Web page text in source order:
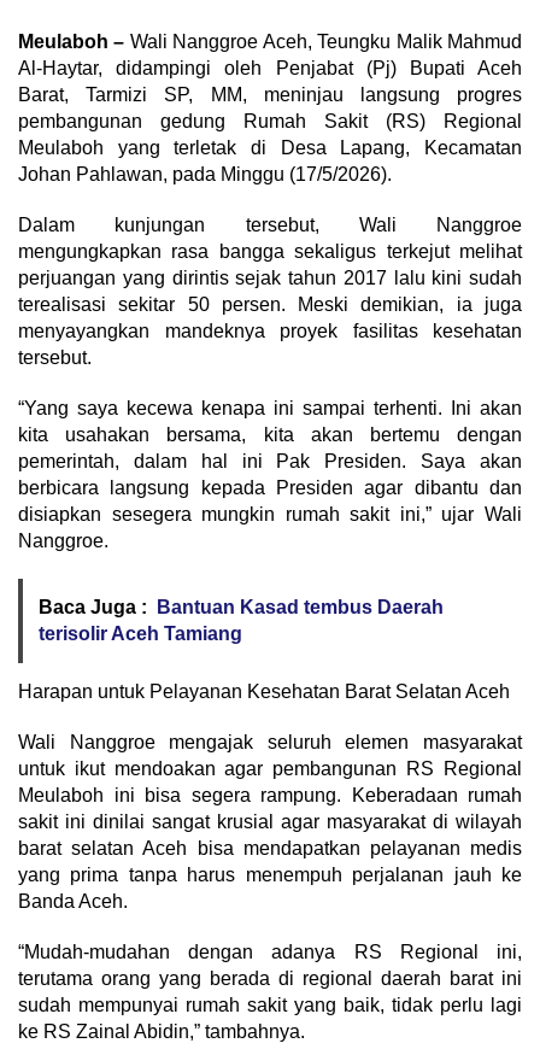
Meulaboh – Wali Nanggroe Aceh, Teungku Malik Mahmud
Al-Haytar, didampingi oleh Penjabat (Pj) Bupati Aceh
Barat, Tarmizi SP, MM, meninjau langsung progres
pembangunan gedung Rumah Sakit (RS) Regional
Meulaboh yang terletak di Desa Lapang, Kecamatan
Johan Pahlawan, pada Minggu (17/5/2026).
​Dalam kunjungan tersebut, Wali Nanggroe
mengungkapkan rasa bangga sekaligus terkejut melihat
perjuangan yang dirintis sejak tahun 2017 lalu kini sudah
terealisasi sekitar 50 persen. Meski demikian, ia juga
menyayangkan mandeknya proyek fasilitas kesehatan
tersebut.
​“Yang saya kecewa kenapa ini sampai terhenti. Ini akan
kita usahakan bersama, kita akan bertemu dengan
pemerintah, dalam hal ini Pak Presiden. Saya akan
berbicara langsung kepada Presiden agar dibantu dan
disiapkan sesegera mungkin rumah sakit ini,” ujar Wali
Nanggroe.
Baca Juga :
Bantuan Kasad tembus Daerah
terisolir Aceh Tamiang
​Harapan untuk Pelayanan Kesehatan Barat Selatan Aceh
​Wali Nanggroe mengajak seluruh elemen masyarakat
untuk ikut mendoakan agar pembangunan RS Regional
Meulaboh ini bisa segera rampung. Keberadaan rumah
sakit ini dinilai sangat krusial agar masyarakat di wilayah
barat selatan Aceh bisa mendapatkan pelayanan medis
yang prima tanpa harus menempuh perjalanan jauh ke
Banda Aceh.
​“Mudah-mudahan dengan adanya RS Regional ini,
terutama orang yang berada di regional daerah barat ini
sudah mempunyai rumah sakit yang baik, tidak perlu lagi
ke RS Zainal Abidin,” tambahnya.